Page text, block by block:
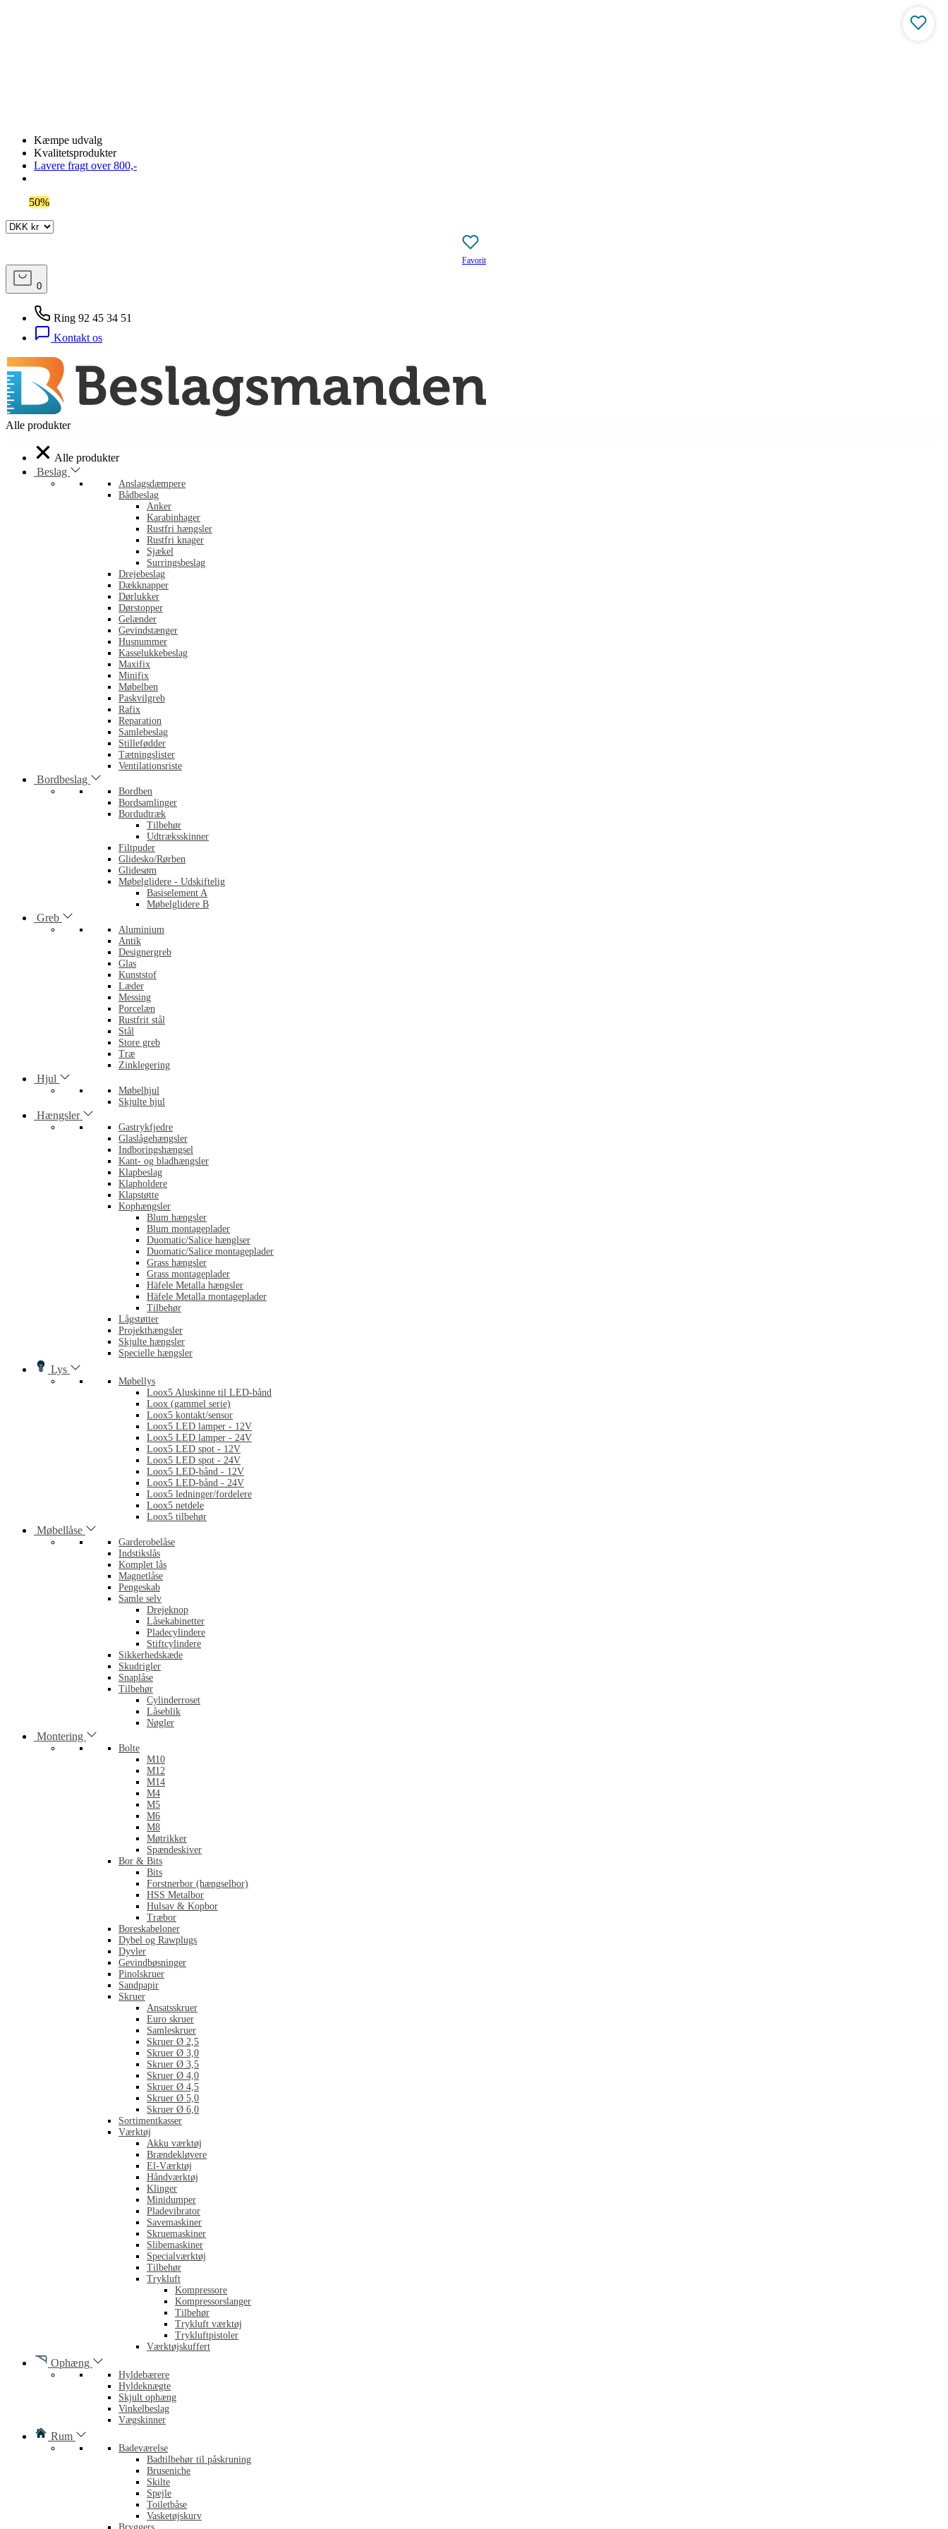
Kæmpe udvalg
Kvalitetsprodukter
Lavere fragt over 800,-
50%
Favorit
0
Ring 92 45 34 51
Kontakt os
Alle produkter
Alle produkter
Beslag
Anslagsdæmpere
Bådbeslag
Anker
Karabinhager
Rustfri hængsler
Rustfri knager
Sjækel
Surringsbeslag
Drejebeslag
Dækknapper
Dørlukker
Dørstopper
Gelænder
Gevindstænger
Husnummer
Kasselukkebeslag
Maxifix
Minifix
Møbelben
Paskvilgreb
Rafix
Reparation
Samlebeslag
Stillefødder
Tætningslister
Ventilationsriste
Bordbeslag
Bordben
Bordsamlinger
Bordudtræk
Tilbehør
Udtræksskinner
Filtpuder
Glidesko/Rørben
Glidesøm
Møbelglidere - Udskiftelig
Basiselement A
Møbelglidere B
Greb
Aluminium
Antik
Designergreb
Glas
Kunststof
Læder
Messing
Porcelæn
Rustfrit stål
Stål
Store greb
Træ
Zinklegering
Hjul
Møbelhjul
Skjulte hjul
Hængsler
Gastrykfjedre
Glaslågehængsler
Indboringshængsel
Kant- og bladhængsler
Klapbeslag
Klapholdere
Klapstøtte
Kophængsler
Blum hængsler
Blum montageplader
Duomatic/Salice hænglser
Duomatic/Salice montageplader
Grass hængsler
Grass montageplader
Häfele Metalla hængsler
Häfele Metalla montageplader
Tilbehør
Lågstøtter
Projekthængsler
Skjulte hængsler
Specielle hængsler
Lys
Møbellys
Loox5 Aluskinne til LED-bånd
Loox (gammel serie)
Loox5 kontakt/sensor
Loox5 LED lamper - 12V
Loox5 LED lamper - 24V
Loox5 LED spot - 12V
Loox5 LED spot - 24V
Loox5 LED-bånd - 12V
Loox5 LED-bånd - 24V
Loox5 ledninger/fordelere
Loox5 netdele
Loox5 tilbehør
Møbellåse
Garderobelåse
Indstikslås
Komplet lås
Magnetlåse
Pengeskab
Samle selv
Drejeknop
Låsekabinetter
Pladecylindere
Stiftcylindere
Sikkerhedskæde
Skudrigler
Snaplåse
Tilbehør
Cylinderroset
Låseblik
Nøgler
Montering
Bolte
M10
M12
M14
M4
M5
M6
M8
Møtrikker
Spændeskiver
Bor & Bits
Bits
Forstnerbor (hængselbor)
HSS Metalbor
Hulsav & Kopbor
Træbor
Boreskabeloner
Dybel og Rawplugs
Dyvler
Gevindbøsninger
Pinolskruer
Sandpapir
Skruer
Ansatsskruer
Euro skruer
Samleskruer
Skruer Ø 2,5
Skruer Ø 3,0
Skruer Ø 3,5
Skruer Ø 4,0
Skruer Ø 4,5
Skruer Ø 5,0
Skruer Ø 6,0
Sortimentkasser
Værktøj
Akku værktøj
Brændekløvere
El-Værktøj
Håndværktøj
Klinger
Minidumper
Pladevibrator
Savemaskiner
Skruemaskiner
Slibemaskiner
Specialværktøj
Tilbehør
Trykluft
Kompressore
Kompressorslanger
Tilbehør
Trykluft værktøj
Trykluftpistoler
Værktøjskuffert
Ophæng
Hyldebærere
Hyldeknægte
Skjult ophæng
Vinkelbeslag
Vægskinner
Rum
Badeværelse
Badtilbehør til påskruning
Bruseniche
Skilte
Spejle
Toiletbåse
Vasketøjskurv